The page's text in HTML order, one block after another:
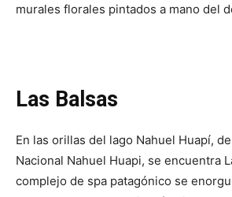
murales florales pintados a mano del
Las Balsas
En las orillas del lago Nahuel Huapí,
Nacional Nahuel Huapi, se encuentra
complejo de spa patagónico se